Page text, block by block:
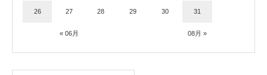
« 06月 08月 »
26 27 28 29 30 31